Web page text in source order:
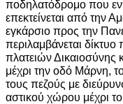
ποδηλατόδρομο που
επεκτείνεται από την
εγκάρσιο προς την
περιλαμβάνεται
πλατειών Δικαιοσύνης
μέχρι την οδό Μάρνη,
τους πεζούς με
αστικού χώρου μέχρι